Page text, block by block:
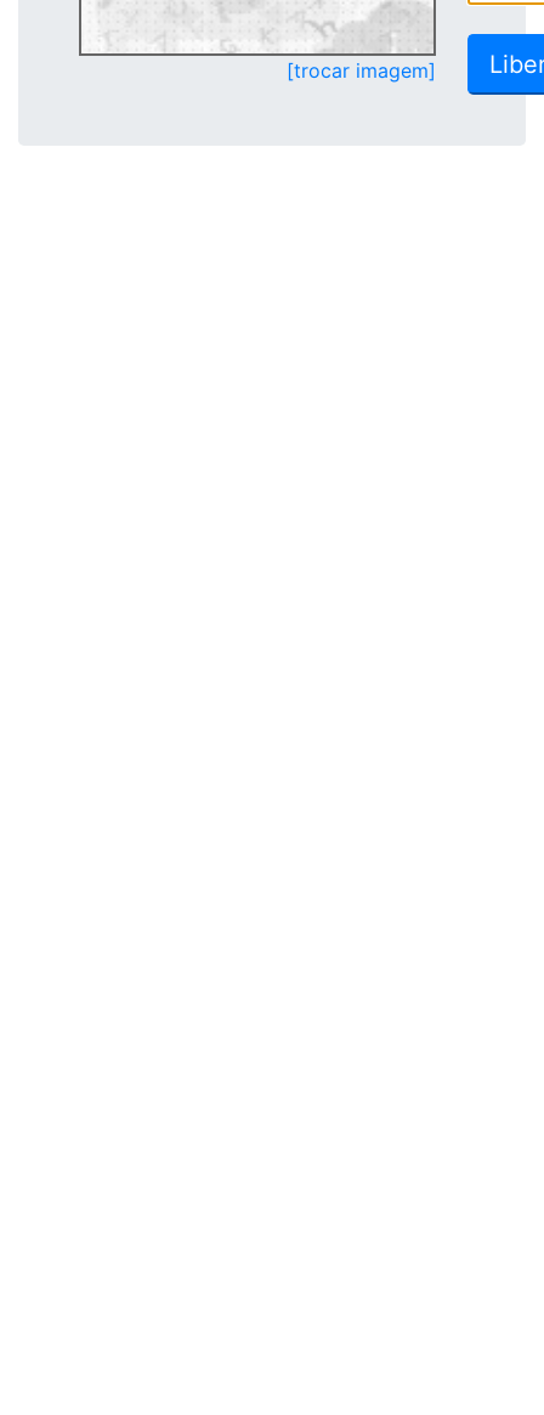
[trocar imagem]